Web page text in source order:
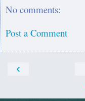
No comments:
Post a Comment
‹